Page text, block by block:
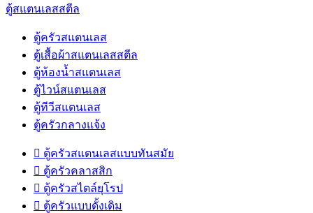
ตู้สแตนเลสสตีล
ตู้ครัวสแตนเลส
ตู้เสื้อผ้าสแตนเลสสตีล
ตู้ห้องน้ำสแตนเลส
ตู้ไวน์สแตนเลส
ตู้ทีวีสแตนเลส
ตู้ครัวกลางแจ้ง
 ตู้ครัวสแตนเลสแบบทันสมัย
 ตู้ครัวคลาสสิก
 ตู้ครัวสไตล์ยุโรป
 ตู้ครัวแบบดั้งเดิม